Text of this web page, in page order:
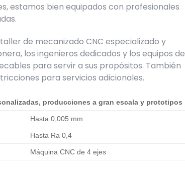
estamos bien equipados con profesionales
de mecanizado CNC especializado y
los ingenieros dedicados y los equipos de
para servir a sus propósitos. También
para servicios adicionales.
producciones a gran escala y prototipos
Hasta 0,005 mm
Hasta Ra 0,4
Máquina CNC de 4 ejes